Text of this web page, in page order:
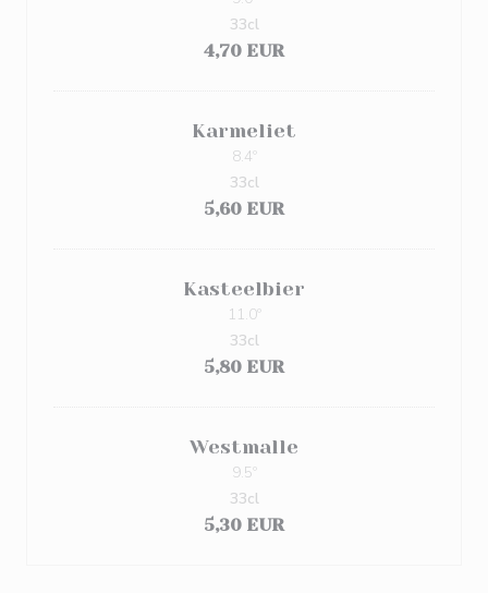
4,70 EUR
33cl
Karmeliet
8.4º
5,60 EUR
33cl
Kasteelbier
11.0º
5,80 EUR
33cl
Westmalle
9.5º
5,30 EUR
33cl